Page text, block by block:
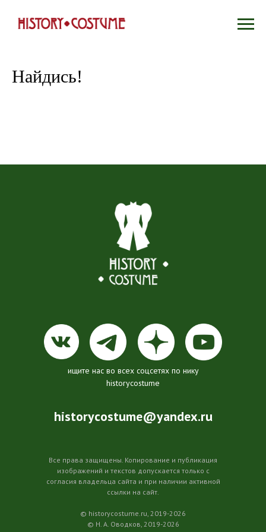
Найдись!
ищите нас во всех соцсетях по нику
historycostume
Все права защищены. Копирование и публикация
изображений и текстов допускается только с
согласия владельца сайта и при наличии активной
ссылки на сайт.
© historycostume.ru, 2019-2026
© Н. А. Оводков, 2019-2026
historycostume@yandex.ru